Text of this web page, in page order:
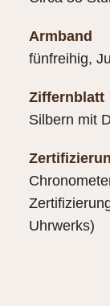
Armband
fünfreihig,
Ziffernblatt
Silbern mit
Uhrwerks)